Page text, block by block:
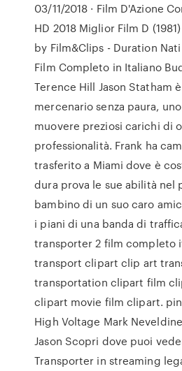
03/11/2018 · Film D'Azione
HD 2018 Miglior Film D
by Film&Clips - Duration
Film Completo in Italiano
Terence Hill Jason Statham
mercenario senza paura,
muovere preziosi carichi di
professionalità. Frank ha
trasferito a Miami dove è
dura prova le sue abilità nel
bambino di un suo caro
i piani di una banda di
transporter 2 film completo
transport clipart clip art
transportation clipart film
clipart movie film clipart.
High Voltage Mark
Jason Scopri dove puoi
Transporter in streaming